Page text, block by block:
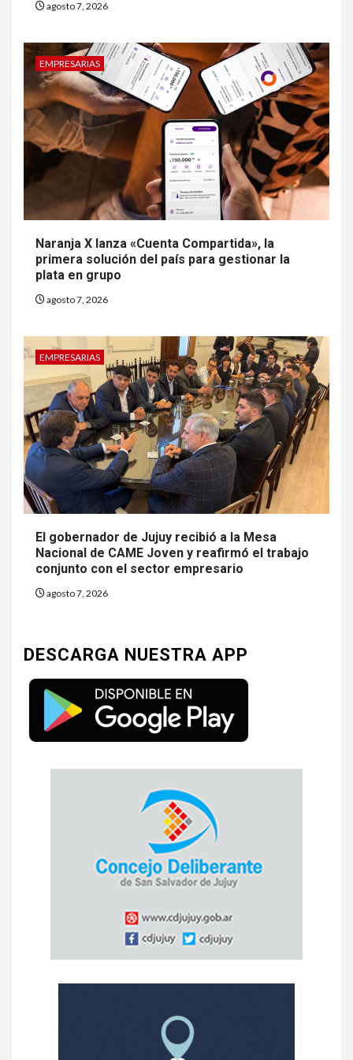
agosto 7, 2026
EMPRESARIAS
Naranja X lanza «Cuenta Compartida», la
primera solución del país para gestionar la
plata en grupo
agosto 7, 2026
EMPRESARIAS
El gobernador de Jujuy recibió a la Mesa
Nacional de CAME Joven y reafirmó el trabajo
conjunto con el sector empresario
agosto 7, 2026
DESCARGA NUESTRA APP